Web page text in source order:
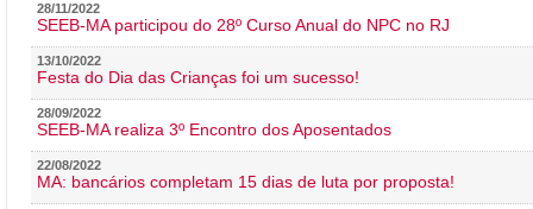
28/11/2022
SEEB-MA participou do 28º Curso Anual do NPC no RJ
13/10/2022
Festa do Dia das Crianças foi um sucesso!
28/09/2022
SEEB-MA realiza 3º Encontro dos Aposentados
22/08/2022
MA: bancários completam 15 dias de luta por proposta!